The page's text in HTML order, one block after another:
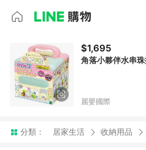
$1,695
角落小夥伴水串
麗嬰國際
分類： 居家生活 收納用品